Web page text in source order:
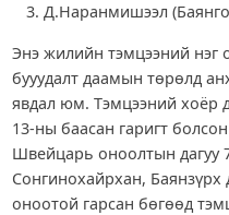
Д.Наранмишээл
Энэ жилийн тэмцээний нэг
бууудалт даамын төрөлд
явдал юм. Тэмцээний хоёр
13-ны баасан гаригт
Швейцарь оноолтын дагуу
Сонгинохайрхан, Баянзүрх
оноотой гарсан бөгөөд